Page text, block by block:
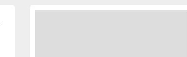
Primary